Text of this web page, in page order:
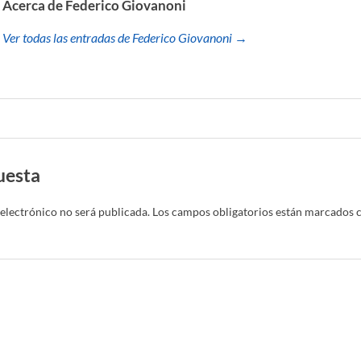
Acerca de Federico Giovanoni
Ver todas las entradas de Federico Giovanoni →
no será publicada. Los campos obligatorios están marcados